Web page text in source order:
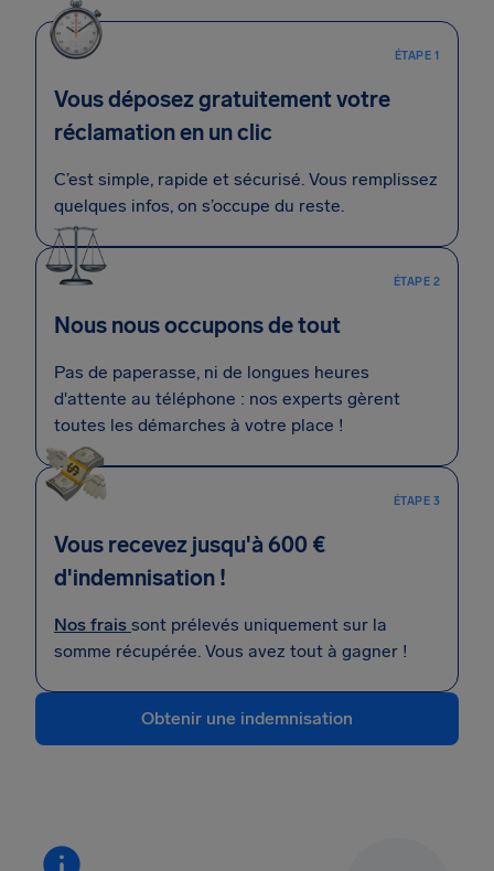
ÉTAPE 1
Vous déposez gratuitement votre
réclamation en un clic
C’est simple, rapide et sécurisé. Vous remplissez
quelques infos, on s’occupe du reste.
ÉTAPE 2
Nous nous occupons de tout
Pas de paperasse, ni de longues heures
d'attente au téléphone : nos experts gèrent
toutes les démarches à votre place !
ÉTAPE 3
Vous recevez jusqu'à 600 €
d'indemnisation !
Nos frais sont prélevés uniquement sur la
somme récupérée. Vous avez tout à gagner !
Obtenir une indemnisation